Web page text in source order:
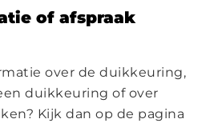
of afspraak
over de duikkeuring,
duikkeuring of over
Kijk dan op de pagina